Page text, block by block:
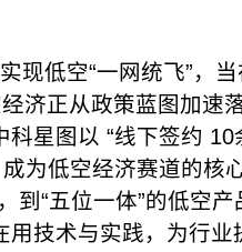
现低空“一网统飞”，
济正从政策蓝图加速
科星图以 “线下签约
为低空经济赛道的核
到“五位一体”的低空
技术与实践，为行业